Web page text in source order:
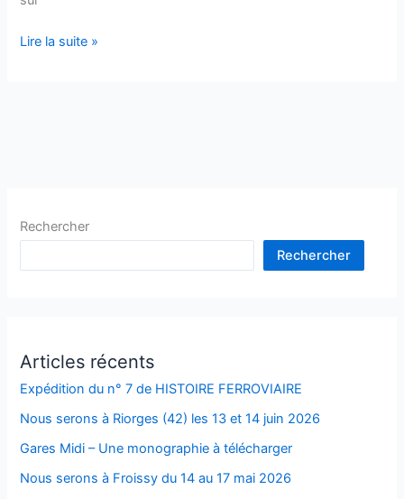
Lire la suite »
Rechercher
Rechercher
Articles récents
Expédition du n° 7 de HISTOIRE FERROVIAIRE
Nous serons à Riorges (42) les 13 et 14 juin 2026
Gares Midi – Une monographie à télécharger
Nous serons à Froissy du 14 au 17 mai 2026